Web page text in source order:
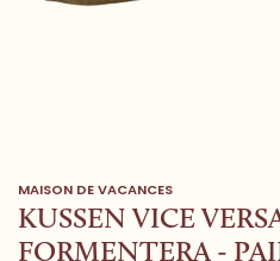
MAISON DE VACANCES
KUSSEN VICE
FORMENTERA -